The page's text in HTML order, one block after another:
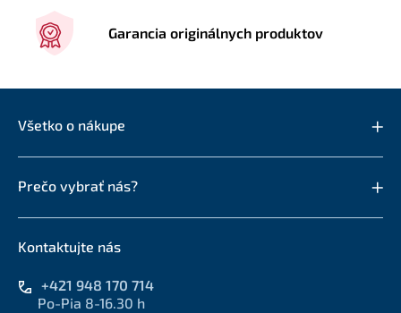
Garancia originálnych produktov
Všetko o nákupe
Prečo vybrať nás?
Kontaktujte nás
+421 948 170 714
Po-Pia 8-16.30 h